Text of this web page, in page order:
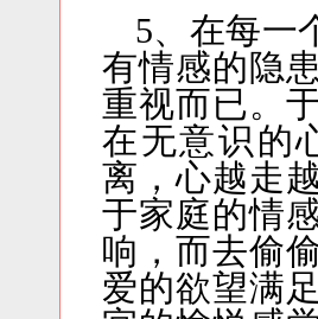
5、在每一
有情感的隐
重视而已。
在无意识的
离，心越走
于家庭的情
响，而去偷
爱的欲望满